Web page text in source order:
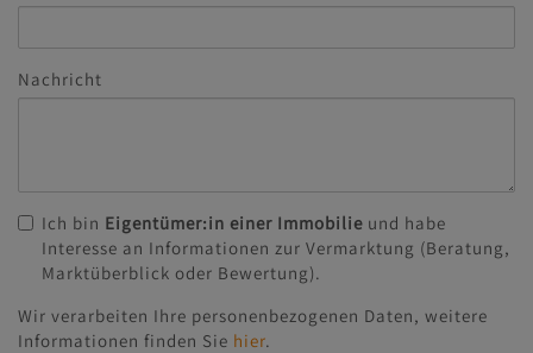
Nachricht
Ich bin Eigentümer:in einer Immobilie und habe
Interesse an Informationen zur Vermarktung (Beratung,
Marktüberblick oder Bewertung).
Wir verarbeiten Ihre personenbezogenen Daten, weitere
Informationen finden Sie hier.